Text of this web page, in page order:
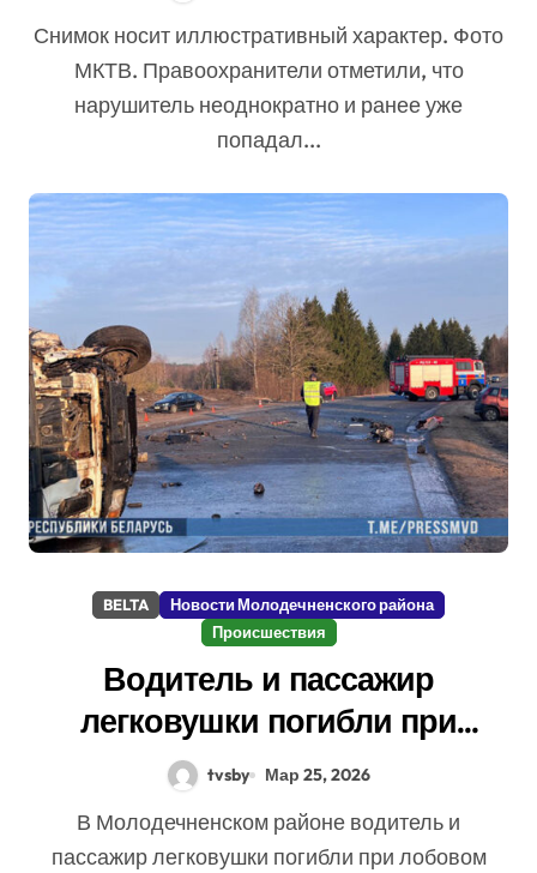
Снимок носит иллюстративный характер. Фото
МКТВ. Правоохранители отметили, что
нарушитель неоднократно и ранее уже
попадал...
BELTA
Новости Молодечненского района
Происшествия
Водитель и пассажир
легковушки погибли при
лобовом столкновении с
грузовиком в Молодечненском
районе
tvsby Мар 25, 2026
В Молодечненском районе водитель и
пассажир легковушки погибли при лобовом